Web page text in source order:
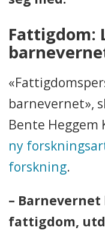
Fattigdom:
barnevernet»,
Bente Heggem
ny
forskning.
–
fattigdom,